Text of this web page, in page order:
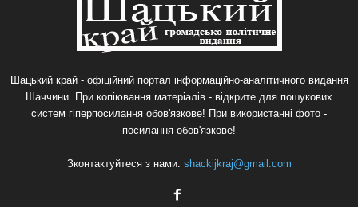
Шацький край - офіційний портал інформаційно-аналітичного видання
Шаччини. При копіювання матеріалів - відкрите для пошукових
систем гіперпосилання обов'язкове! При використанні фото -
посилання обов'язкове!
Зконтактуйтеся з нами: shackijkraj@gmail.com